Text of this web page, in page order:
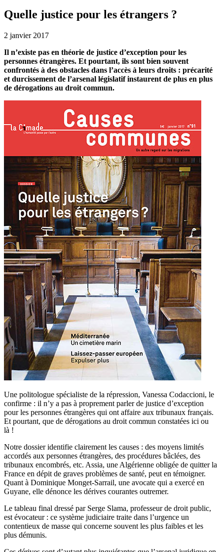
Quelle justice pour les étrangers ?
2 janvier 2017
Il n’existe pas en théorie de justice d’exception pour les
personnes étrangères. Et pourtant, ils sont bien souvent
confrontés à des obstacles dans l’accès à leurs droits : précarité
et durcissement de l’arsenal législatif instaurent de plus en plus
de dérogations au droit commun.
Une politologue spécialiste de la répression, Vanessa Codaccioni, le
confirme : il n’y a pas à proprement parler de justice d’exception
pour les personnes étrangères qui ont affaire aux tribunaux français.
Et pourtant, que de dérogations au droit commun constatées ici ou
là !
Notre dossier identifie clairement les causes : des moyens limités
accordés aux personnes étrangères, des procédures bâclées, des
tribunaux encombrés, etc. Assia, une Algérienne obligée de quitter la
France en dépit de graves problèmes de santé, peut en témoigner.
Quant à Dominique Monget-Sarrail, une avocate qui a exercé en
Guyane, elle dénonce les dérives courantes outremer.
Le tableau final dressé par Serge Slama, professeur de droit public,
est évocateur : ce système judiciaire traite dans l’urgence un
contentieux de masse qui concerne souvent les plus faibles et les
plus démunis.